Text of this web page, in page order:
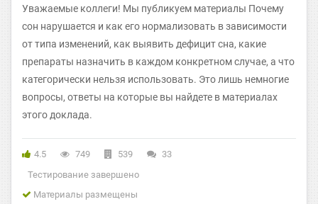
Уважаемые коллеги! Мы публикуем материалы Почему
сон нарушается и как его нормализовать в зависимости
от типа изменений, как выявить дефицит сна, какие
препараты назначить в каждом конкретном случае, а что
категорически нельзя использовать. Это лишь немногие
вопросы, ответы на которые вы найдете в материалах
этого доклада.
4.5 749 539
33
Тестирование завершено
Материалы размещены